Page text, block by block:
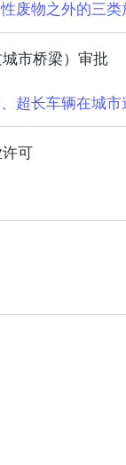
废物之外的三
市桥梁）审批
超长车辆在城
可